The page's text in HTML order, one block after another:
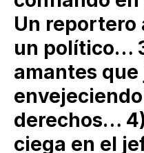
Un reportero
un político…
amantes
derechos…
ciega en el